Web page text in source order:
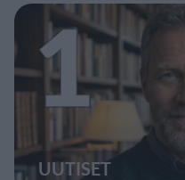
1
UUTISET